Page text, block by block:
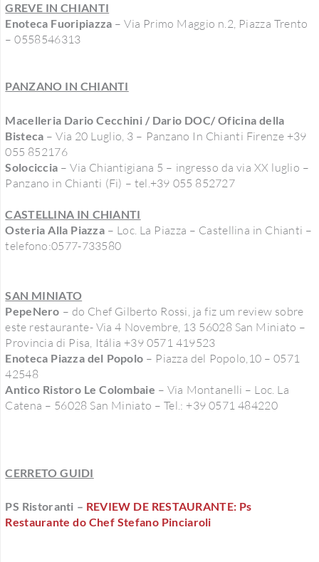
GREVE IN CHIANTI
Enoteca Fuoripiazza – Via Primo Maggio n.2, Piazza Trento
– 0558546313
PANZANO IN CHIANTI
Macelleria Dario Cecchini / Dario DOC/ Oficina della
Bisteca – Via 20 Luglio, 3 – Panzano In Chianti Firenze +39
055 852176
Solociccia – Via Chiantigiana 5 – ingresso da via XX luglio –
Panzano in Chianti (Fi) – tel.+39 055 852727
CASTELLINA IN CHIANTI
Osteria Alla Piazza – Loc. La Piazza – Castellina in Chianti –
telefono:0577-733580
SAN MINIATO
PepeNero – do Chef Gilberto Rossi, ja fiz um review sobre
este restaurante- Via 4 Novembre, 13 56028 San Miniato –
Provincia di Pisa, Itália +39 0571 419523
Enoteca Piazza del Popolo – Piazza del Popolo,10 – 0571
42548
Antico Ristoro Le Colombaie – Via Montanelli – Loc. La
Catena – 56028 San Miniato – Tel.: +39 0571 484220
CERRETO GUIDI
PS Ristoranti – REVIEW DE RESTAURANTE: Ps
Restaurante do Chef Stefano Pinciaroli